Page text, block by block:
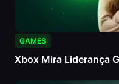
GAMES
Xbox Mira Liderança